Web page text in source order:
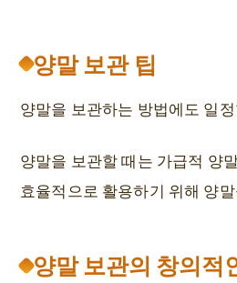
양말 보관 팁
양말을 보관하는 방법에도 일
양말을 보관할 때는 가급적 양
효율적으로 활용하기 위해 양
양말 보관의 창의적